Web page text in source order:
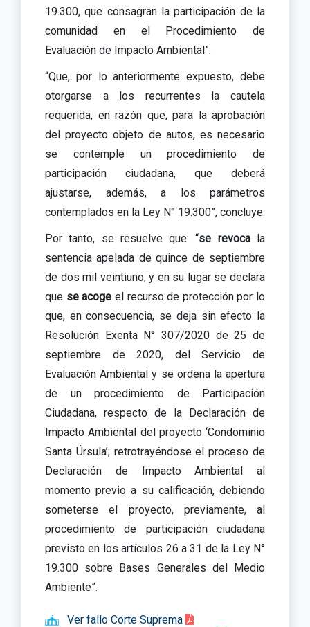
19.300, que consagran la participación de la
comunidad en el Procedimiento de
Evaluación de Impacto Ambiental”.
“Que, por lo anteriormente expuesto, debe
otorgarse a los recurrentes la cautela
requerida, en razón que, para la aprobación
del proyecto objeto de autos, es necesario
se contemple un procedimiento de
participación ciudadana, que deberá
ajustarse, además, a los parámetros
contemplados en la Ley N° 19.300”, concluye.
Por tanto, se resuelve que: “se revoca la
sentencia apelada de quince de septiembre
de dos mil veintiuno, y en su lugar se declara
que se acoge el recurso de protección por lo
que, en consecuencia, se deja sin efecto la
Resolución Exenta N° 307/2020 de 25 de
septiembre de 2020, del Servicio de
Evaluación Ambiental y se ordena la apertura
de un procedimiento de Participación
Ciudadana, respecto de la Declaración de
Impacto Ambiental del proyecto ‘Condominio
Santa Úrsula’; retrotrayéndose el proceso de
Declaración de Impacto Ambiental al
momento previo a su calificación, debiendo
someterse el proyecto, previamente, al
procedimiento de participación ciudadana
previsto en los artículos 26 a 31 de la Ley N°
19.300 sobre Bases Generales del Medio
Ambiente”.
Ver fallo Corte Suprema